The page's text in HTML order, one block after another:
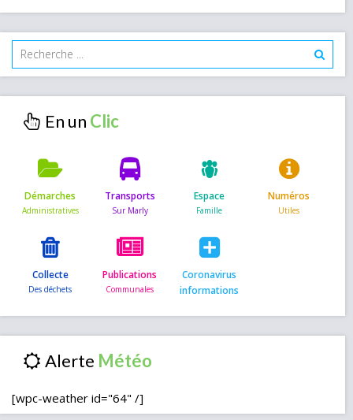
En un
Démarches Transports Espace Numéros
Collecte Publications
Coronavirus
informations
Alerte
[wpc-weather id="64" /]